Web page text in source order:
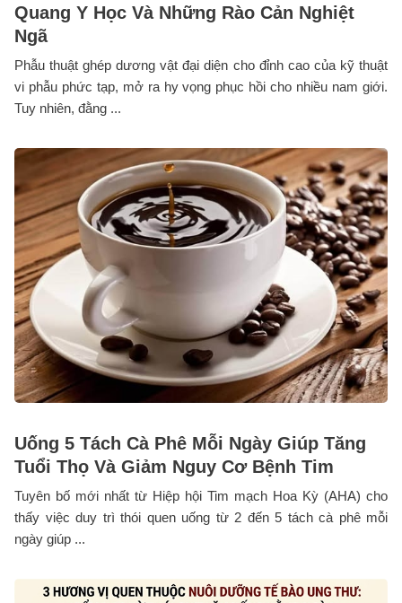
Quang Y Học Và Những Rào Cản Nghiệt
Ngã
Phẫu thuật ghép dương vật đại diện cho đỉnh cao của kỹ thuật
vi phẫu phức tạp, mở ra hy vọng phục hồi cho nhiều nam giới.
Tuy nhiên, đằng ...
Uống 5 Tách Cà Phê Mỗi Ngày Giúp Tăng
Tuổi Thọ Và Giảm Nguy Cơ Bệnh Tim
Tuyên bố mới nhất từ Hiệp hội Tim mạch Hoa Kỳ (AHA) cho
thấy việc duy trì thói quen uống từ 2 đến 5 tách cà phê mỗi
ngày giúp ...